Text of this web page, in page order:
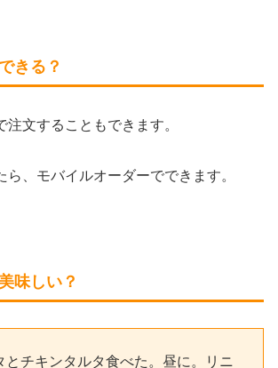
きる？
注文することもできます。
ら、モバイルオーダーでできます。
味しい？
とチキンタルタ食べた。昼に。リニ